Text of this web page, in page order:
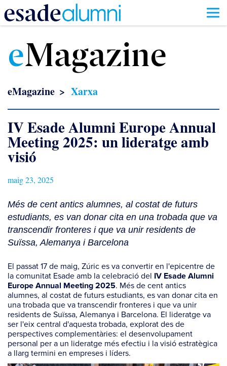
contingut
eMagazine
eMagazine Xarxa
IV Esade Alumni Europe Annual
Meeting 2025: un lideratge amb
visió
maig 23, 2025
Més de cent antics alumnes, al costat de futurs
estudiants, es van donar cita en una trobada que va
transcendir fronteres i que va unir residents de
Suïssa, Alemanya i Barcelona
El passat 17 de maig, Zúric es va convertir en l'epicentre de
la comunitat Esade amb la celebració del IV Esade Alumni
Europe Annual Meeting 2025. Més de cent antics
alumnes, al costat de futurs estudiants, es van donar cita en
una trobada que va transcendir fronteres i que va unir
residents de Suïssa, Alemanya i Barcelona. El lideratge va
ser l'eix central d'aquesta trobada, explorat des de
perspectives complementàries: el desenvolupament
personal per a un lideratge més efectiu i la visió estratègica
a llarg termini en empreses i líders.